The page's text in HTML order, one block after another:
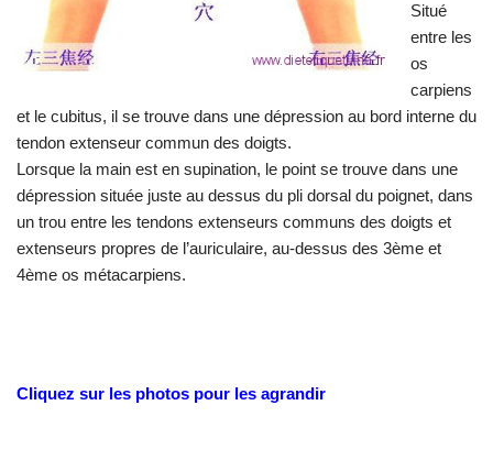
Situé
entre les
os
carpiens
et le cubitus, il se trouve dans une dépression au bord interne du
tendon extenseur commun des doigts.
Lorsque la main est en supination, le point se trouve dans une
dépression située juste au dessus du pli dorsal du poignet, dans
un trou entre les tendons extenseurs communs des doigts et
extenseurs propres de l’auriculaire, au-dessus des 3ème et
4ème os métacarpiens.
Cliquez sur les photos pour les agrandir